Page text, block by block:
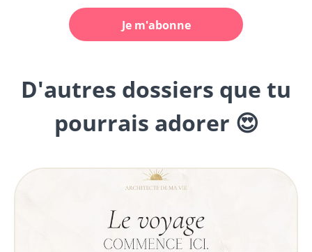
Je m'abonne
D'autres dossiers que tu
pourrais adorer 😍